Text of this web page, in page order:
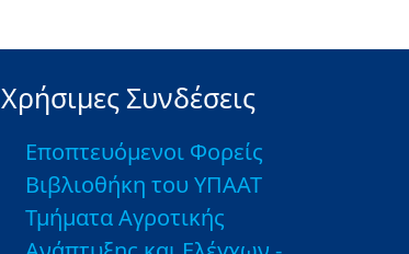
Χρήσιμες Συνδέσεις
Εποπτευόμενοι Φορείς
Βιβλιοθήκη του ΥΠΑΑΤ
Τμήματα Αγροτικής